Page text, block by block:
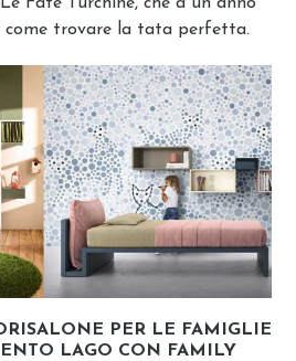
Fate Turchine, che a un anno
come trovare la tata perfetta.
PER LE FAMIGLIE
LAGO CON FAMILY